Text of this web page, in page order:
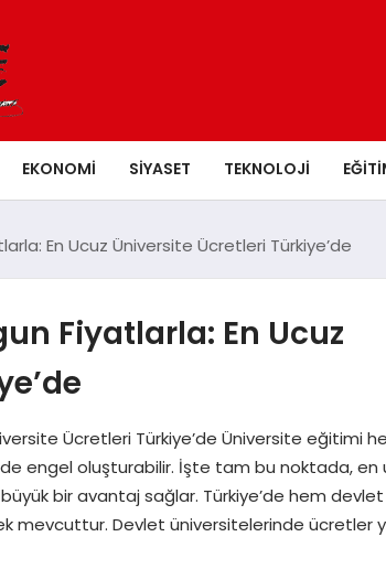
EKONOMI SIYASET TEKNOLOJI
En Ucuz Üniversite Ücretleri Türkiye’de
Fiyatlarla: En Ucuz
Ücretleri Türkiye’de Üniversite eğitimi
engel oluşturabilir. İşte tam bu noktada, en
bir avantaj sağlar. Türkiye’de hem
mevcuttur. Devlet üniversitelerinde ücretler